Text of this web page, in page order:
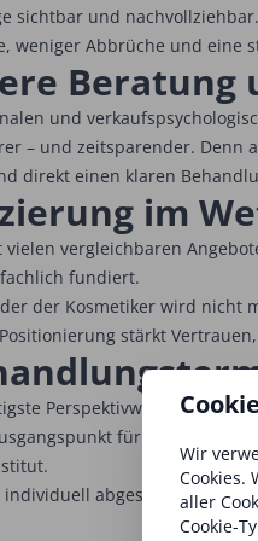
sichtbar und
weniger Abbrüche und eine
und
– und zeitsparender. Denn
direkt einen klaren
im
vergleichbaren
fundiert.
der Kosmetiker wird nicht
stärkt
Perspektivwechsel ist
für eine
individuell abgestimmte
Wir
Cookies.
aller
Cookie-